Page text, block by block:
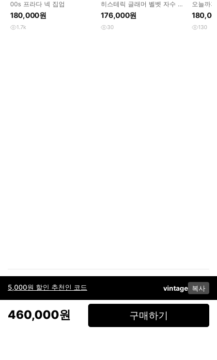
5,000원 할인 추천인 코드 vintage 복사
460,000원 구매하기
00s 프라다 넥 집업
180,000원
1.7k
히스테릭 글래머 벨벳 자수 집
업
176,000원
30
오늘까
장 페어
130
이용약관고객센터판매개인정보 처리방침사업자 정보다운로드
페이스북